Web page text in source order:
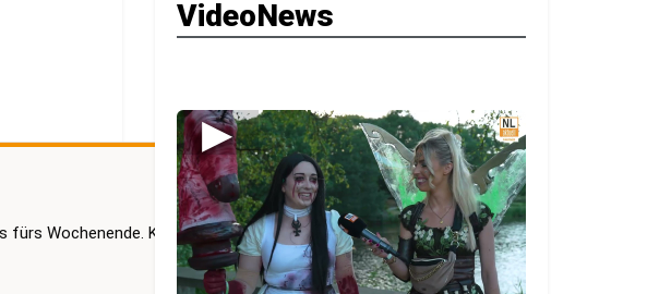
fürs Wochenende. Kostenlos und
VideoNews
▶